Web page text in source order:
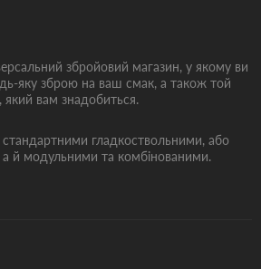
збройовий магазин, у якому ви
яку зброю на ваш смак, а також той
який вам знадобиться.
гладкоствольними, або
й модульними та комбінованими.